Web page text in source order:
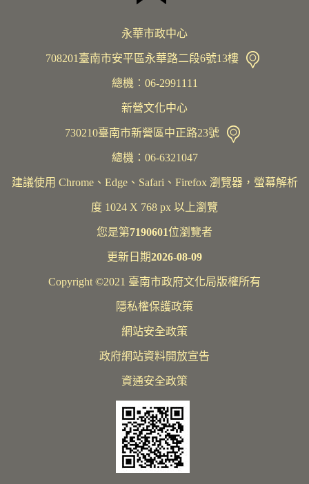
永華市政中心
708201臺南市安平區永華路二段6號13樓
總機︰06-2991111
新營文化中心
730210臺南市新營區中正路23號
總機：06-6321047
建議使用 Chrome、Edge、Safari、Firefox 瀏覽器，螢幕解析
度 1024 X 768 px 以上瀏覽
您是第7190601位瀏覽者
更新日期2026-08-09
Copyright ©2021 臺南市政府文化局版權所有
隱私權保護政策
網站安全政策
政府網站資料開放宣告
資通安全政策